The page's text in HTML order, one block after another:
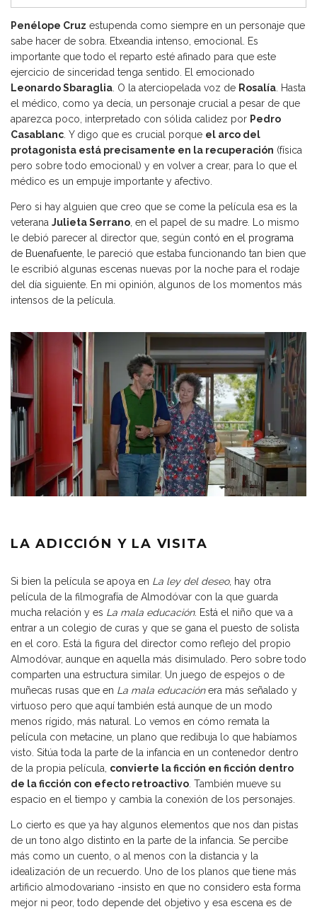
Penélope Cruz estupenda como siempre en un personaje que
sabe hacer de sobra. Etxeandia intenso, emocional. Es
importante que todo el reparto esté afinado para que este
ejercicio de sinceridad tenga sentido. El emocionado
Leonardo Sbaraglia. O la aterciopelada voz de Rosalía. Hasta
el médico, como ya decía, un personaje crucial a pesar de que
aparezca poco, interpretado con sólida calidez por Pedro
Casablanc. Y digo que es crucial porque el arco del
protagonista está precisamente en la recuperación (física
pero sobre todo emocional) y en volver a crear, para lo que el
médico es un empuje importante y afectivo.
Pero si hay alguien que creo que se come la película esa es la
veterana Julieta Serrano, en el papel de su madre. Lo mismo
le debió parecer al director que, según contó en el programa
de Buenafuente, le pareció que estaba funcionando tan bien que
le escribió algunas escenas nuevas por la noche para el rodaje
del día siguiente. En mi opinión, algunos de los momentos más
intensos de la película.
LA ADICCIÓN Y LA VISITA
Si bien la película se apoya en La ley del deseo, hay otra
película de la filmografía de Almodóvar con la que guarda
mucha relación y es La mala educación. Está el niño que va a
entrar a un colegio de curas y que se gana el puesto de solista
en el coro. Está la figura del director como reflejo del propio
Almodóvar, aunque en aquella más disimulado. Pero sobre todo
comparten una estructura similar. Un juego de espejos o de
muñecas rusas que en La mala educaciónera más señalado y
virtuoso pero que aquí también está aunque de un modo
menos rígido, más natural. Lo vemos en cómo remata la
película con metacine, un plano que redibuja lo que habíamos
visto. Sitúa toda la parte de la infancia en un contenedor dentro
de la propia película, convierte la ficción en ficción dentro
de la ficción con efecto retroactivo. También mueve su
espacio en el tiempo y cambia la conexión de los personajes.
Lo cierto es que ya hay algunos elementos que nos dan pistas
de un tono algo distinto en la parte de la infancia. Se percibe
más como un cuento, o al menos con la distancia y la
idealización de un recuerdo. Uno de los planos que tiene más
artificio almodovariano -insisto en que no considero esta forma
mejor ni peor, todo depende del objetivo y esa escena es de